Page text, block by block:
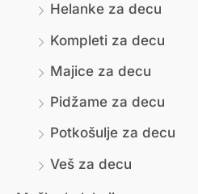
Helanke za decu
Kompleti za decu
Majice za decu
Pidžame za decu
Potkošulje za decu
Veš za decu